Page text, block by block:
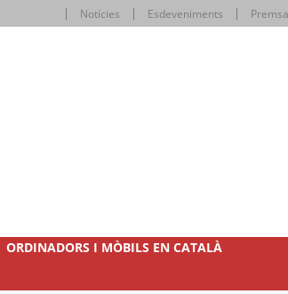
Notícies Esdeveniments Premsa
ORDINADORS I MÒBILS EN CATALÀ